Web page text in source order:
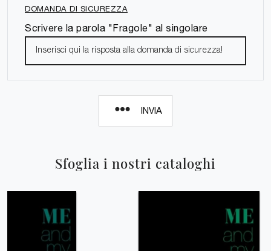
Sfoglia i nostri cataloghi
DOMANDA DI SICUREZZA
Scrivere la parola "Fragole" al singolare
INVIA